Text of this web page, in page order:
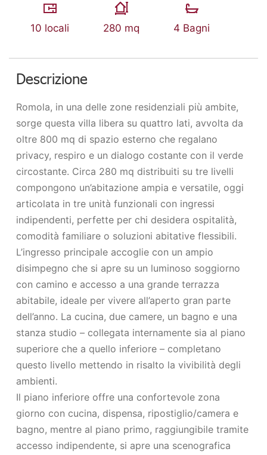
10 locali 280 mq 4 Bagni
Descrizione
Romola, in una delle zone residenziali più ambite,
sorge questa villa libera su quattro lati, avvolta da
oltre 800 mq di spazio esterno che regalano
privacy, respiro e un dialogo costante con il verde
circostante. Circa 280 mq distribuiti su tre livelli
compongono un’abitazione ampia e versatile, oggi
articolata in tre unità funzionali con ingressi
indipendenti, perfette per chi desidera ospitalità,
comodità familiare o soluzioni abitative flessibili.
L’ingresso principale accoglie con un ampio
disimpegno che si apre su un luminoso soggiorno
con camino e accesso a una grande terrazza
abitabile, ideale per vivere all’aperto gran parte
dell’anno. La cucina, due camere, un bagno e una
stanza studio – collegata internamente sia al piano
superiore che a quello inferiore – completano
questo livello mettendo in risalto la vivibilità degli
ambienti.
Il piano inferiore offre una confortevole zona
giorno con cucina, dispensa, ripostiglio/camera e
bagno, mentre al piano primo, raggiungibile tramite
accesso indipendente, si apre una scenografica